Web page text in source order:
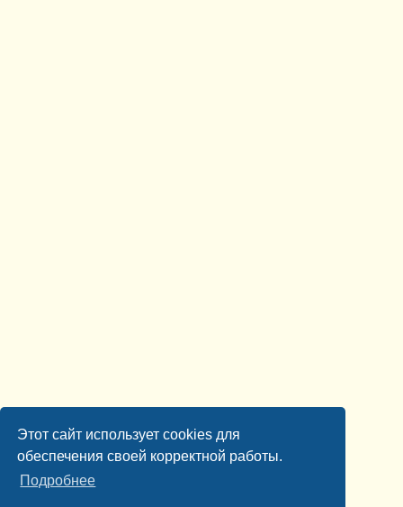
Этот сайт использует cookies для
обеспечения своей корректной работы.
Подробнее